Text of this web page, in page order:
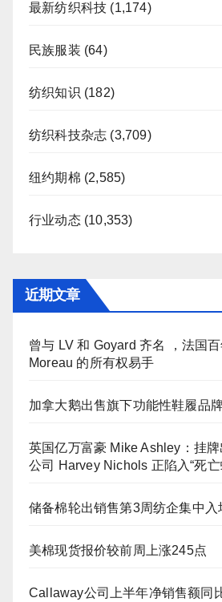
最新纺织科技 (1,174)
民族服装 (64)
纺织知识 (182)
纺织科技杂志 (3,709)
纽约期棉 (2,585)
行业动态(10,353)
近期文章
曾与 LV 和 Goyard 齐名 ，法国
Moreau 的所有权易手
加拿大鹅出售旗下功能性鞋履品
英国亿万富豪 Mike Ashley：挂
公司 Harvey Nichols 正陷入“死亡
储备棉轮出销售第3周纺企集中入
美棉现货报价较前周上涨245点
Callaway公司上半年净销售额同